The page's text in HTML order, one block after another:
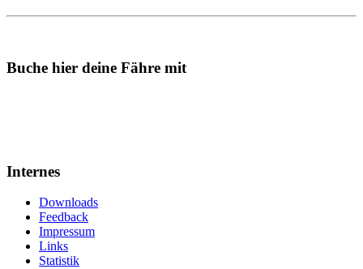
Buche hier deine Fähre mit
Internes
Downloads
Feedback
Impressum
Links
Statistik